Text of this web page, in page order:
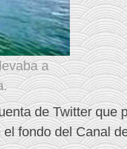
a
de Twitter que
fondo del Canal